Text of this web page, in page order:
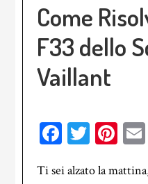
Come
F33 dello
Vaillant​
Facebook
Ti sei alzato la